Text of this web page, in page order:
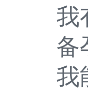
我有
备孕
我能